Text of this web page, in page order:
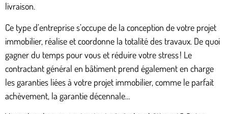
livraison.
Ce type d’entreprise s’occupe de la conception de votre projet
immobilier, réalise et coordonne la totalité des travaux. De quoi
gagner du temps pour vous et réduire votre stress ! Le
contractant général en bâtiment prend également en charge
les garanties liées à votre projet immobilier, comme le parfait
achèvement, la garantie décennale…